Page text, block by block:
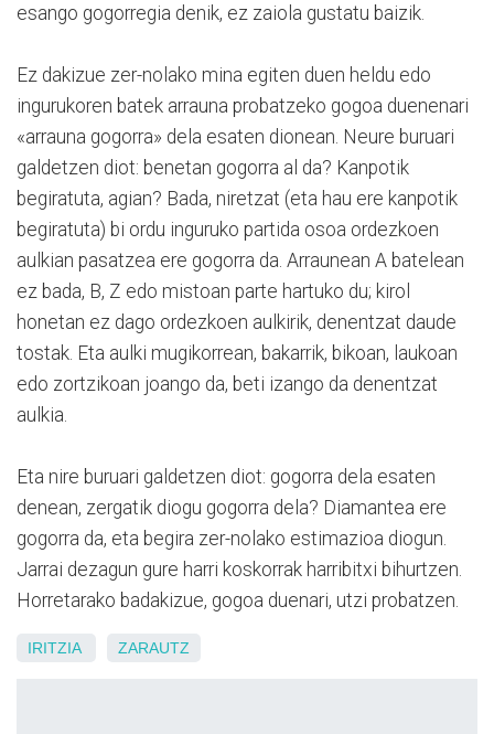
esango gogorregia denik, ez zaiola gustatu baizik.
Ez dakizue zer-nolako mina egiten duen heldu edo
ingurukoren batek arrauna probatzeko gogoa duenenari
«arrauna gogorra» dela esaten dionean. Neure buruari
galdetzen diot: benetan gogorra al da? Kanpotik
begiratuta, agian? Bada, niretzat (eta hau ere kanpotik
begiratuta) bi ordu inguruko partida osoa ordezkoen
aulkian pasatzea ere gogorra da. Arraunean A batelean
ez bada, B, Z edo mistoan parte hartuko du; kirol
honetan ez dago ordezkoen aulkirik, denentzat daude
tostak. Eta aulki mugikorrean, bakarrik, bikoan, laukoan
edo zortzikoan joango da, beti izango da denentzat
aulkia.
Eta nire buruari galdetzen diot: gogorra dela esaten
denean, zergatik diogu gogorra dela? Diamantea ere
gogorra da, eta begira zer-nolako estimazioa diogun.
Jarrai dezagun gure harri koskorrak harribitxi bihurtzen.
Horretarako badakizue, gogoa duenari, utzi probatzen.
IRITZIA ZARAUTZ